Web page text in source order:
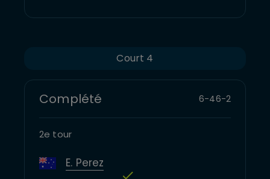
Court 4
Complété 6-46-2
2e tour
E. Perez